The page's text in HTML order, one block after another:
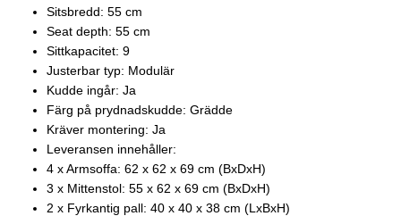
Sitsbredd: 55 cm
Seat depth: 55 cm
Sittkapacitet: 9
Justerbar typ: Modulär
Kudde ingår: Ja
Färg på prydnadskudde: Grädde
Kräver montering: Ja
Leveransen innehåller:
4 x Armsoffa: 62 x 62 x 69 cm (BxDxH)
3 x Mittenstol: 55 x 62 x 69 cm (BxDxH)
2 x Fyrkantig pall: 40 x 40 x 38 cm (LxBxH)